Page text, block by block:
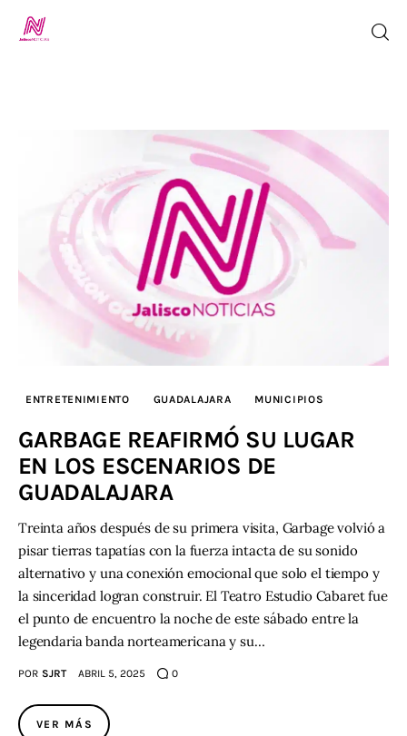
TV en Vivo
Jalisco Noticias
Programación
Jalisco TV
Jalisco RADIO / En Vivo
Nosotros
Contacto
ENTRETENIMIENTO GUADALAJARA MUNICIPIOS
GARBAGE REAFIRMÓ SU LUGAR
EN LOS ESCENARIOS DE
GUADALAJARA
Treinta años después de su primera visita, Garbage volvió a
pisar tierras tapatías con la fuerza intacta de su sonido
alternativo y una conexión emocional que solo el tiempo y
la sinceridad logran construir. El Teatro Estudio Cabaret fue
el punto de encuentro la noche de este sábado entre la
legendaria banda norteamericana y su…
POR SJRT ABRIL 5, 2025 0
VER MÁS